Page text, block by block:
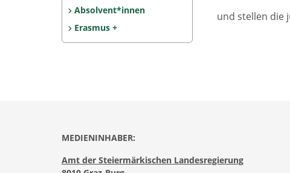
Absolvent*innen
Erasmus +
und stellen die
MEDIENINHABER:
Amt der Steiermärkischen Landesregierung